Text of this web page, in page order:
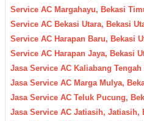
Service AC Margahayu, Bekasi
Service AC Bekasi Utara, Bekasi
Service AC Harapan Baru, Bekasi
Service AC Harapan Jaya, Bekasi
Jasa Service AC Kaliabang
Jasa Service AC Marga Mulya,
Jasa Service AC Teluk Pucung,
Jasa Service AC Jatiasih, Jatiasih,